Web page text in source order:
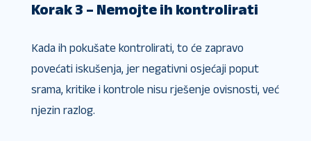
Korak 3 – Nemojte ih kontrolirati
Kada ih pokušate kontrolirati, to će zapravo
povećati iskušenja, jer negativni osjećaji poput
srama, kritike i kontrole nisu rješenje ovisnosti, već
njezin razlog.